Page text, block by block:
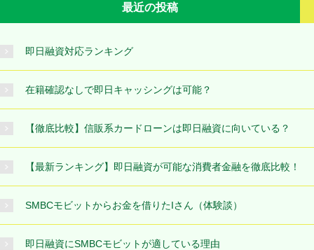
最近の投稿
即日融資対応ランキング
在籍確認なしで即日キャッシングは可能？
【徹底比較】信販系カードローンは即日融資に向いている？
【最新ランキング】即日融資が可能な消費者金融を徹底比較！
SMBCモビットからお金を借りたIさん（体験談）
即日融資にSMBCモビットが適している理由